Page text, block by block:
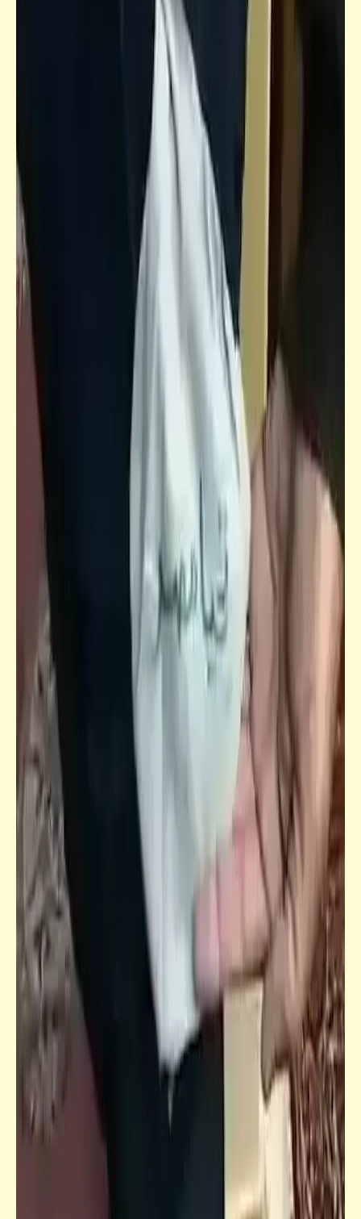
أنثى الأسد تشارك في الانتخابات المصريّة
معنى كلمة "قواد" | عندما كانت القيادة تكافئ
أعمال القوادة بأرفع قلادة
فيدراديو
خبر
أحمد موسى: الناس سعيدة ومبسوطة وعايزة
تدفع الضريبة العقارية
كلمة ونص
حتى الكلاب يا بني آدم | فقه الجباية